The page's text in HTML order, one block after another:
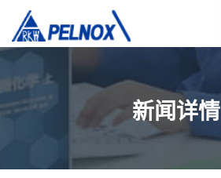
新闻详情